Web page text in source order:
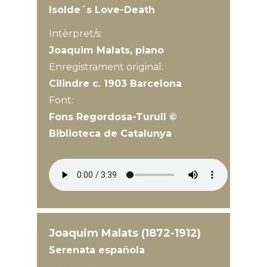
Isolde´s Love-Death
Intèrpret/s:
Joaquim Malats, piano
Enregistrament original:
Cilindre c. 1903 Barcelona
Font:
Fons Regordosa-Turull ©
Biblioteca de Catalunya
Joaquim Malats (1872-1912)
Serenata española